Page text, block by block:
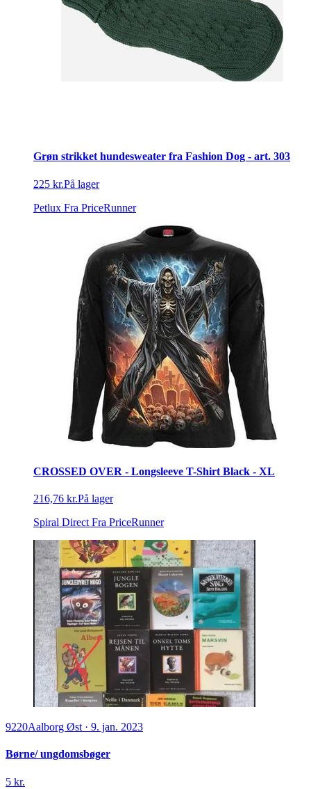
Grøn strikket hundesweater fra Fashion Dog - art. 303
225 kr.På lager
Petlux Fra PriceRunner
CROSSED OVER - Longsleeve T-Shirt Black - XL
216,76 kr.På lager
Spiral Direct Fra PriceRunner
9220Aalborg Øst · 9. jan. 2023
Børne/ ungdomsbøger
5 kr.